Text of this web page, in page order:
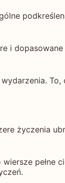
i
To,
życzenia
pełne